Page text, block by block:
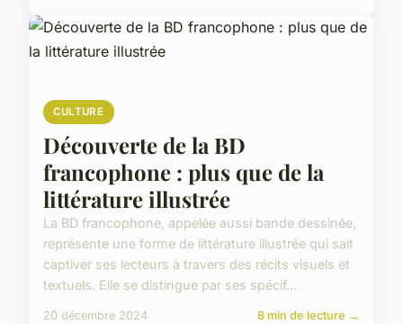
CULTURE
Découverte de la BD
francophone : plus que de la
littérature illustrée
La BD francophone, appelée aussi bande dessinée,
représente une forme de littérature illustrée qui sait
captiver ses lecteurs à travers des récits visuels et
textuels. Elle se distingue par ses spécif...
20 décembre 2024 8 min de lecture →